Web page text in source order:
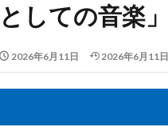
としての音楽」
2026年6月11日 2026年6月11日